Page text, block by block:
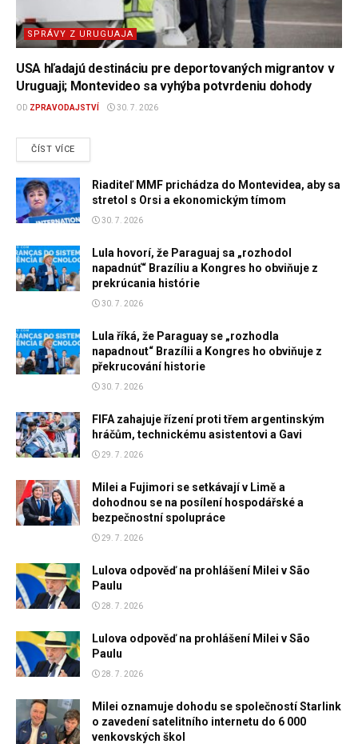
SPRÁVY Z URUGUAJA
USA hľadajú destináciu pre deportovaných migrantov v
Uruguaji; Montevideo sa vyhýba potvrdeniu dohody
OD ZPRAVODAJSTVÍ 30. 7. 2026
ČÍST VÍCEDETAILS
Riaditeľ MMF prichádza do Montevidea, aby sa
stretol s Orsi a ekonomickým tímom
30. 7. 2026
Lula hovorí, že Paraguaj sa „rozhodol
napadnúť“ Brazíliu a Kongres ho obviňuje z
prekrúcania histórie
30. 7. 2026
Lula říká, že Paraguay se „rozhodla
napadnout“ Brazílii a Kongres ho obviňuje z
překrucování historie
30. 7. 2026
FIFA zahajuje řízení proti třem argentinským
hráčům, technickému asistentovi a Gavi
29. 7. 2026
Milei a Fujimori se setkávají v Limě a
dohodnou se na posílení hospodářské a
bezpečnostní spolupráce
29. 7. 2026
Lulova odpověď na prohlášení Milei v São
Paulu
28. 7. 2026
Lulova odpověď na prohlášení Milei v São
Paulu
28. 7. 2026
Milei oznamuje dohodu se společností Starlink
o zavedení satelitního internetu do 6 000
venkovských škol